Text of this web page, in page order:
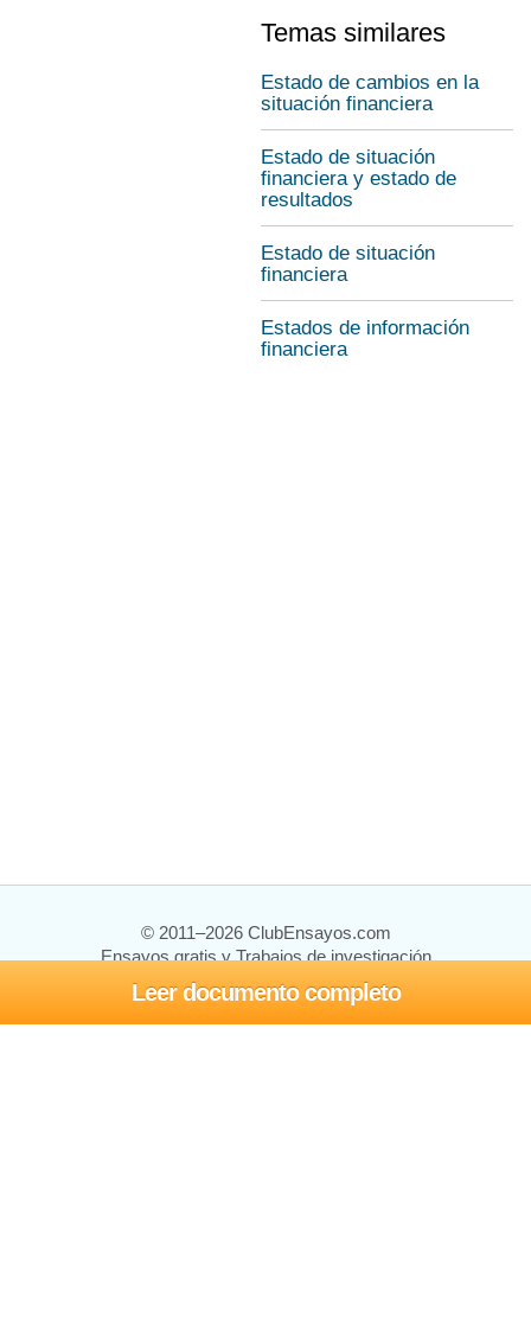
Leer documento completo
Temas similares
Estado de cambios en la
situación financiera
Estado de situación
financiera y estado de
resultados
Estado de situación
financiera
Estados de información
financiera
© 2011–2026 ClubEnsayos.com
Ensayos gratis y Trabajos de investigación